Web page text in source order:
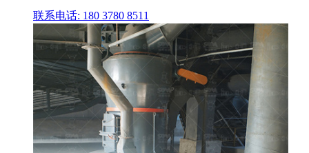
联系电话: 180 3780 8511